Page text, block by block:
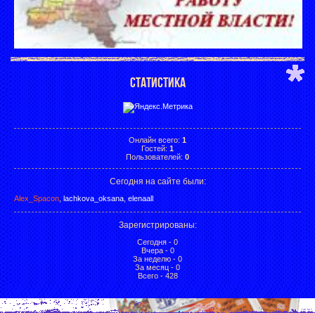
СТАТИСТИКА
Онлайн всего: 1
Гостей: 1
Пользователей: 0
Сегодня на сайте были:
Alex_Spacon lachkova_oksana elenaall
Зарегистрированы:
Сегодня - 0
Вчера - 0
За неделю - 0
За месяц - 0
Всего - 428